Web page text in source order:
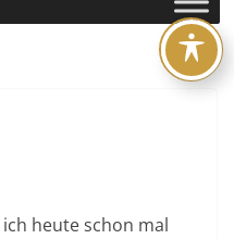
heute schon mal